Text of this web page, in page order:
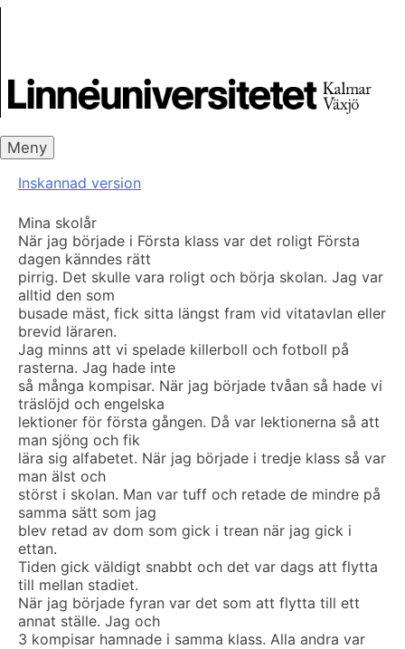
Meny
Inskannad version
Mina skolår
När jag började i Första klass var det roligt Första
dagen känndes rätt
pirrig. Det skulle vara roligt och börja skolan. Jag var
alltid den som
busade mäst, fick sitta längst fram vid vitatavlan eller
brevid läraren.
Jag minns att vi spelade killerboll och fotboll på
rasterna. Jag hade inte
så många kompisar. När jag började tvåan så hade vi
träslöjd och engelska
lektioner för första gången. Då var lektionerna så att
man sjöng och fik
lära sig alfabetet. När jag började i tredje klass så var
man älst och
störst i skolan. Man var tuff och retade de mindre på
samma sätt som jag
blev retad av dom som gick i trean när jag gick i
ettan.
Tiden gick väldigt snabbt och det var dags att flytta
till mellan stadiet.
När jag började fyran var det som att flytta till ett
annat ställe. Jag och
3 kompisar hamnade i samma klass. Alla andra var